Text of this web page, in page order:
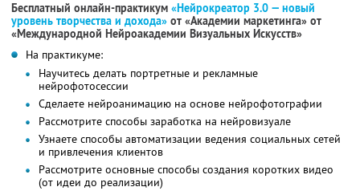
Бесплатный онлайн-практикум «Нейрокреатор 3.0 — новый
уровень творчества и дохода» от «Академии маркетинга» от
«Международной Нейроакадемии Визуальных Искусств»
На практикуме:
Научитесь делать портретные и рекламные
нейрофотосессии
Сделаете нейроанимацию на основе нейрофотографии
Рассмотрите способы заработка на нейровизуале
Узнаете способы автоматизации ведения социальных сетей
и привлечения клиентов
Рассмотрите основные способы создания коротких видео
(от идеи до реализации)